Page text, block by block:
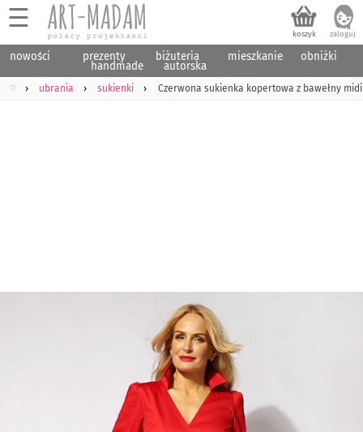
☰
nowości prezenty
handmade
biżuteria
autorska
mieszkanie obniżki
♡ ubrania sukienki Czerwona sukienka kopertowa z bawełny